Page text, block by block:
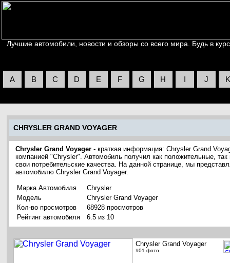
Лучшие автомобили, новости и обзоры со всего мира. Будь в
A B C D E F G H I J K
CHRYSLER GRAND VOYAGER
Chrysler Grand Voyager - краткая информация: Chrysler Grand
компанией "Chrysler". Автомобиль получил как положительные,
свои потребительские качества. На данной странице, мы
автомобилю Chrysler Grand Voyager.
Марка Автомобиля
Chrysler
Модель
Chrysler Grand Voyager
Кол-во просмотров
68928 просмотров
Рейтинг автомобиля
6.5 из 10
Chrysler Grand Voyager
#01 фото